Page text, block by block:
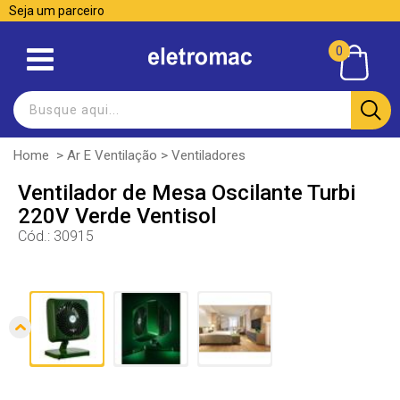
Seja um parceiro
0
Home > Ar E Ventilação > Ventiladores
Ventilador de Mesa Oscilante Turbi
220V Verde Ventisol
Cód.: 30915